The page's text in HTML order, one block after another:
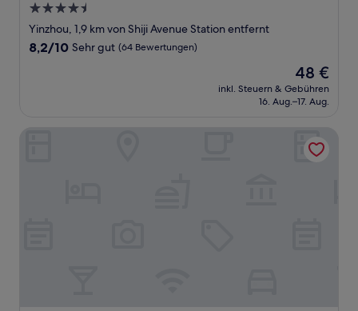
4.5-
Sterne-
Unterkunft
Yinzhou, 1,9 km von Shiji Avenue Station entfernt
8.2
Bewertungen)
8,2/10 Sehr gut (64 Bewertungen)
Der
Preis
beträgt
48 €
inkl. Steuern & Gebühren
16. Aug.–17. Aug.